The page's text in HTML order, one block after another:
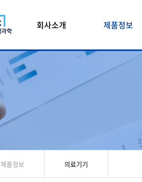
회사소개 제품정보
제품정보 의료기기